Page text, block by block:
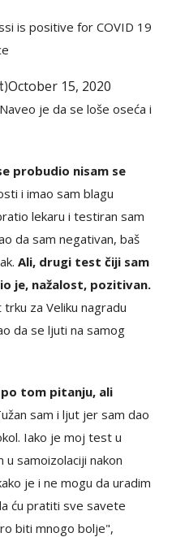
is positive for COVID 19
October 15, 2020
je da se loše oseća i
probudio nisam se
i imao sam blagu
lekaru i testiran sam
da sam negativan, baš
Ali, drugi test čiji sam
je, nažalost, pozitivan.
za Veliku nagradu
da se ljuti na samog
tom pitanju, ali
sam i ljut jer sam dao
Iako je moj test u
samoizolaciji nakon
je i ne mogu da uradim
ću pratiti sve savete
biti mnogo bolje",